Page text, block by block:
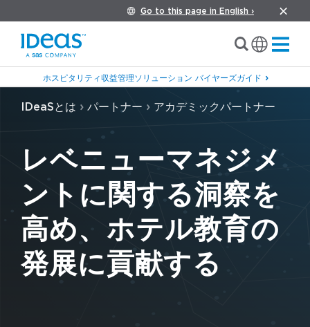
Go to this page in English ›
ホスピタリティ収益管理ソリューション バイヤーズガイド
IDeaSとは › パートナー › アカデミックパートナー
レベニューマネジメ
ントに関する洞察を
高め、ホテル教育の
発展に貢献する